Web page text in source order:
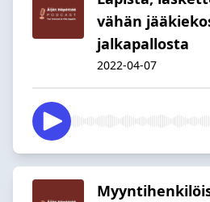
vähän
jalkapallosta
2022-04-07